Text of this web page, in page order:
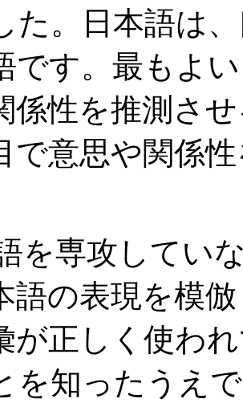
た。日本語は
です。最もよ
係性を推測さ
で意思や関係
を専攻してい
語の表現を模
が正しく使わ
を知ったうえ